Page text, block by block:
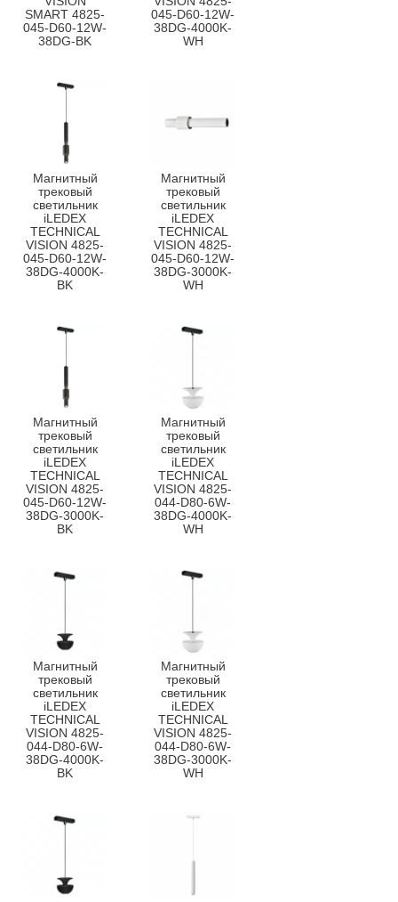
SMART 4825-
045-D60-12W-
38DG-BK
045-D60-12W-
38DG-4000K-
WH
Магнитный
трековый
светильник
iLEDEX
TECHNICAL
VISION 4825-
045-D60-12W-
38DG-4000K-
BK
Магнитный
трековый
светильник
iLEDEX
TECHNICAL
VISION 4825-
045-D60-12W-
38DG-3000K-
WH
Магнитный
трековый
светильник
iLEDEX
TECHNICAL
VISION 4825-
045-D60-12W-
38DG-3000K-
BK
Магнитный
трековый
светильник
iLEDEX
TECHNICAL
VISION 4825-
044-D80-6W-
38DG-4000K-
WH
Магнитный
трековый
светильник
iLEDEX
TECHNICAL
VISION 4825-
044-D80-6W-
38DG-4000K-
BK
Магнитный
трековый
светильник
iLEDEX
TECHNICAL
VISION 4825-
044-D80-6W-
38DG-3000K-
WH